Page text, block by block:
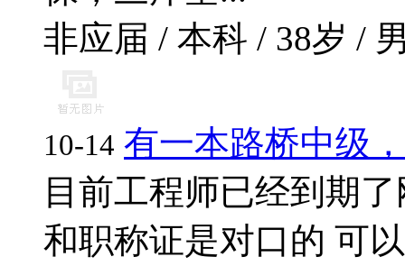
非应届 / 本科 / 38岁 /
10-14 有一本路桥中级
目前工程师已经到期
和职称证是对口的 可